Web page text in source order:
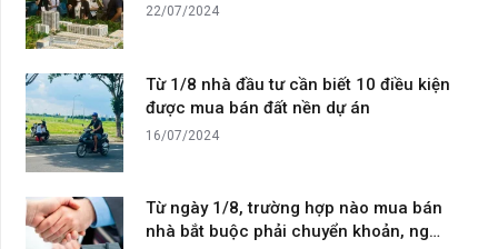
22/07/2024
Từ 1/8 nhà đầu tư cần biết 10 điều kiện
được mua bán đất nền dự án
16/07/2024
Từ ngày 1/8, trường hợp nào mua bán
nhà bắt buộc phải chuyển khoản, ng…